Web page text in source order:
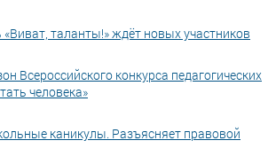
таланты!» ждёт новых участников
Всероссийского конкурса педагогических
человека»
каникулы. Разъясняет правовой